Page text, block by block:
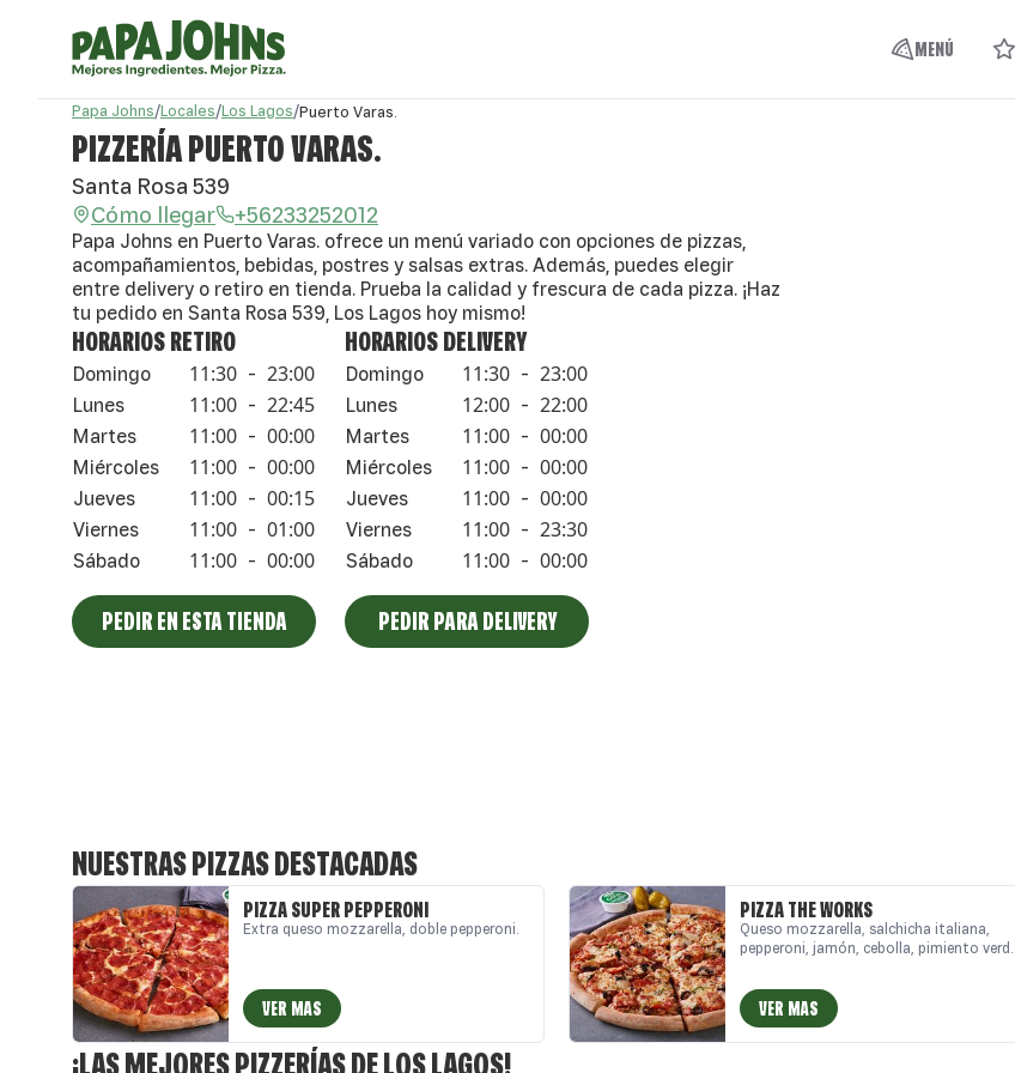
MENÚ
Papa Johns/Locales/Los Lagos/Puerto Varas.
PIZZERÍA PUERTO VARAS.
Santa Rosa 539
Cómo llegar
+56233252012
Papa Johns en Puerto Varas. ofrece un menú variado con opciones de pizzas,
acompañamientos, bebidas, postres y salsas extras. Además, puedes elegir
entre delivery o retiro en tienda. Prueba la calidad y frescura de cada pizza. ¡Haz
tu pedido en Santa Rosa 539, Los Lagos hoy mismo!
HORARIOS RETIRO
Domingo 11:30 - 23:00
Lunes 11:00 - 22:45
Martes 11:00 - 00:00
Miércoles 11:00 - 00:00
Jueves 11:00 - 00:15
Viernes 11:00 - 01:00
Sábado 11:00 - 00:00
PEDIR EN ESTA TIENDA
HORARIOS DELIVERY
Domingo 11:30 - 23:00
Lunes 12:00 - 22:00
Martes 11:00 - 00:00
Miércoles 11:00 - 00:00
Jueves 11:00 - 00:00
Viernes 11:00 - 23:30
Sábado 11:00 - 00:00
PEDIR PARA DELIVERY
NUESTRAS PIZZAS DESTACADAS
PIZZA SUPER PEPPERONI
Extra queso mozzarella, doble pepperoni.
VER MAS
PIZZA THE WORKS
Queso mozzarella, salchicha italiana,
pepperoni, jamón, cebolla, pimiento verde,
VER MAS
¡LAS MEJORES PIZZERÍAS DE LOS LAGOS!